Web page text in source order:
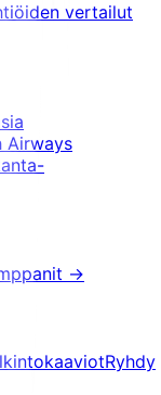
vertailut
Airways
→
Ryhdy